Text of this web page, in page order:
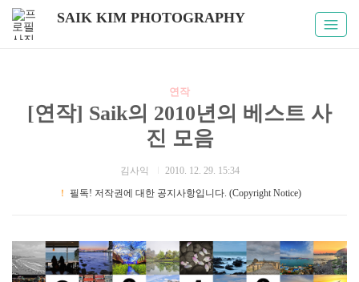
SAIK KIM PHOTOGRAPHY
연작
[연작] Saik의 2010년의 베스트 사
진 모음
김사익
2010. 12. 29. 15:34
！
필독! 저작권에 대한 공지사항입니다. (Copyright Notice)